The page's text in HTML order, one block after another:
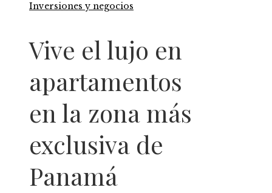
Inversiones y negocios
Vive el lujo en
apartamentos
en la zona más
exclusiva de
Panamá